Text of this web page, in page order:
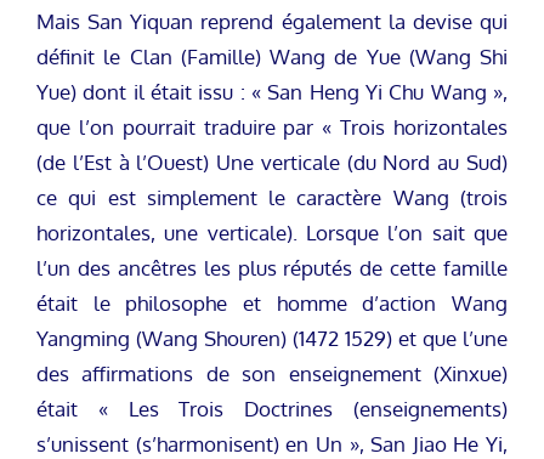
Mais San Yiquan reprend également la devise qui
définit le Clan (Famille) Wang de Yue (Wang Shi
Yue) dont il était issu : « San Heng Yi Chu Wang »,
que l’on pourrait traduire par « Trois horizontales
(de l’Est à l’Ouest) Une verticale (du Nord au Sud)
ce qui est simplement le caractère Wang (trois
horizontales, une verticale). Lorsque l’on sait que
l’un des ancêtres les plus réputés de cette famille
était le philosophe et homme d’action Wang
Yangming (Wang Shouren) (1472 1529) et que l’une
des affirmations de son enseignement (Xinxue)
était « Les Trois Doctrines (enseignements)
s’unissent (s’harmonisent) en Un », San Jiao He Yi,